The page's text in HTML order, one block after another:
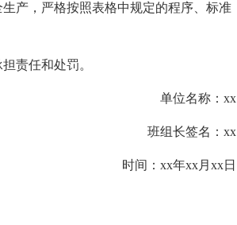
产，严格按照表格中规定的程序、标准
责任和处罚。
单位名称：xx
班组长签名：xx
时间：xx年xx月xx日